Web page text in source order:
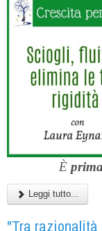
È
Leggi tutto...
"Tra